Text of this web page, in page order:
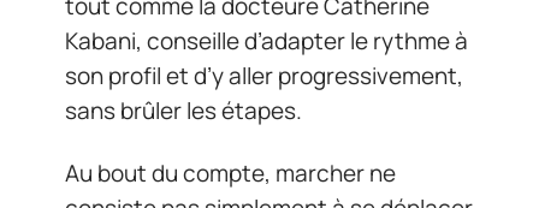
tout comme la docteure Catherine
Kabani, conseille d’adapter le rythme à
son profil et d’y aller progressivement,
sans brûler les étapes.
Au bout du compte, marcher ne